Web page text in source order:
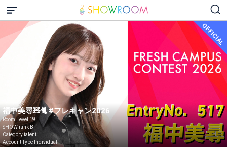
OFFICIAL
福中美尋🧸🐈 #フレキャン2026
Room Level 19
SHOW rank B
Category talent
Account Type Individual